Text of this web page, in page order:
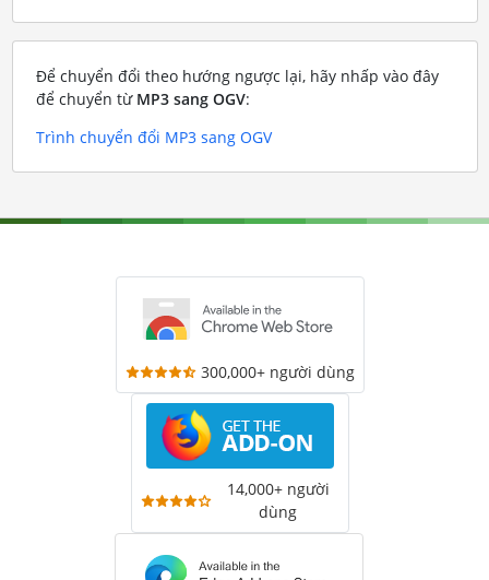
Để chuyển đổi theo hướng ngược lại, hãy nhấp vào đây
để chuyển từ MP3 sang OGV:
Trình chuyển đổi MP3 sang OGV
300,000+ người dùng
14,000+ người
dùng